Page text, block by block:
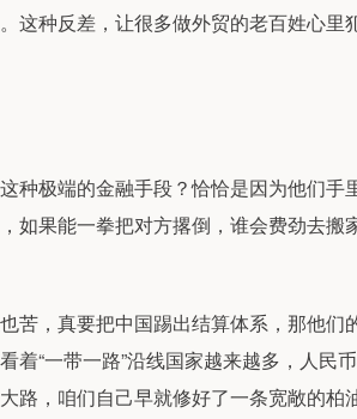
这种反差，让很多做外贸的老百姓心里
种极端的金融手段？恰恰是因为他们手
如果能一拳把对方撂倒，谁会费劲去搬
苦，真要把中国踢出结算体系，那他们
“一带一路”沿线国家越来越多，人民
路，咱们自己早就修好了一条宽敞的柏